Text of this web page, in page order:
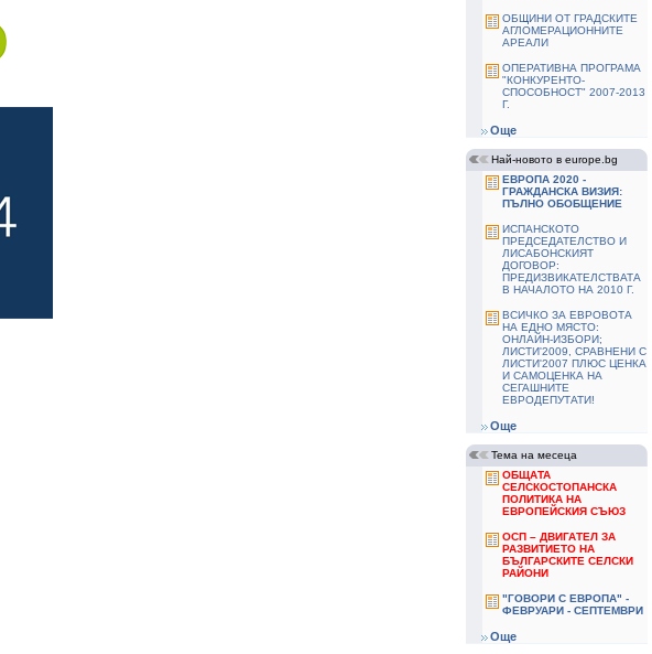
ОБЩИНИ ОТ ГРАДСКИТЕ
АГЛОМЕРАЦИОННИТЕ
АРЕАЛИ
ОПЕРАТИВНА ПРОГРАМА
"КОНКУРЕНТО-
СПОСОБНОСТ" 2007-2013
Г.
Още
Най-новото в europe.bg
ЕВРОПА 2020 -
ГРАЖДАНСКА ВИЗИЯ:
ПЪЛНО ОБОБЩЕНИЕ
ИСПАНСКОТО
ПРЕДСЕДАТЕЛСТВО И
ЛИСАБОНСКИЯТ
ДОГОВОР:
ПРЕДИЗВИКАТЕЛСТВАТА
В НАЧАЛОТО НА 2010 Г.
ВСИЧКО ЗА ЕВРОВОТА
НА ЕДНО МЯСТО:
ОНЛАЙН-ИЗБОРИ;
ЛИСТИ'2009, СРАВНЕНИ С
ЛИСТИ'2007 ПЛЮС ЦЕНКА
И САМОЦЕНКА НА
СЕГАШНИТЕ
ЕВРОДЕПУТАТИ!
Още
Тема на месеца
ОБЩАТА
СЕЛСКОСТОПАНСКА
ПОЛИТИКА НА
ЕВРОПЕЙСКИЯ СЪЮЗ
ОСП – ДВИГАТЕЛ ЗА
РАЗВИТИЕТО НА
БЪЛГАРСКИТЕ СЕЛСКИ
РАЙОНИ
"ГОВОРИ С ЕВРОПА" -
ФЕВРУАРИ - СЕПТЕМВРИ
Още